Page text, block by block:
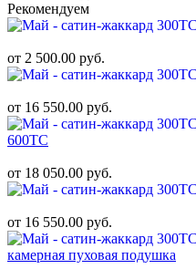
Рекомендуем
от 2 500.00 руб.
от 16 550.00 руб.
600ТС
от 18 050.00 руб.
от 16 550.00 руб.
камерная пуховая подушка